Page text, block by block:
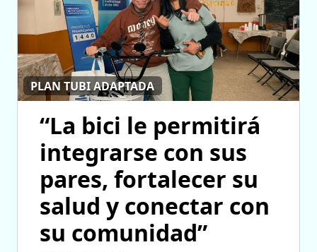
PLAN TUBI ADAPTADA
“La bici le permitirá
integrarse con sus
pares, fortalecer su
salud y conectar con
su comunidad”